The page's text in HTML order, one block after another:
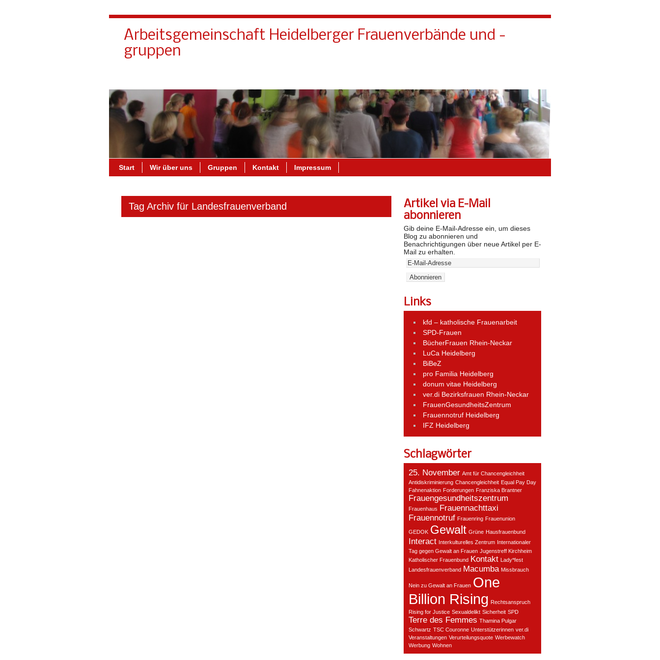
Arbeitsgemeinschaft Heidelberger Frauenverbände und -
gruppen
Start Wir über uns Gruppen Kontakt Impressum
Tag Archiv für Landesfrauenverband
Artikel via E-Mail
abonnieren
Gib deine E-Mail-Adresse ein, um dieses
Blog zu abonnieren und
Benachrichtigungen über neue Artikel per E-
Mail zu erhalten.
Links
kfd – katholische Frauenarbeit
SPD-Frauen
BücherFrauen Rhein-Neckar
LuCa Heidelberg
BiBeZ
pro Familia Heidelberg
donum vitae Heidelberg
ver.di Bezirksfrauen Rhein-Neckar
FrauenGesundheitsZentrum
Frauennotruf Heidelberg
IFZ Heidelberg
Schlagwörter
25. November Amt für Chancengleichheit
Antidiskriminierung Chancengleichheit Equal Pay Day
Fahnenaktion Forderungen Franziska Brantner
Frauengesundheitszentrum
Frauenhaus Frauennachttaxi
Frauennotruf Frauenring Frauenunion
GEDOK Gewalt Grüne Hausfrauenbund
Interact Interkulturelles Zentrum Internationaler
Tag gegen Gewalt an Frauen Jugenstreff Kirchheim
Katholischer Frauenbund Kontakt Lady*fest
Landesfrauenverband Macumba Missbrauch
Nein zu Gewalt an Frauen One
Billion Rising Rechtsanspruch
Rising for Justice Sexualdelikt Sicherheit SPD
Terre des Femmes Thamina Pulgar
Schwartz TSC Couronne Unterstützerinnen ver.di
Veranstaltungen Verurteilungsquote Werbewatch
Werbung Wohnen